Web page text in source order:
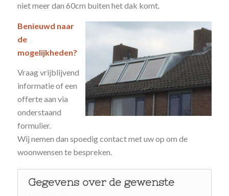
niet meer dan 60cm buiten het dak komt.
Benieuwd naar
de
mogelijkheden?
Vraag vrijblijvend
informatie of een
offerte aan via
onderstaand
formulier.
Wij nemen dan spoedig contact met uw op om de
woonwensen te bespreken.
Gegevens over de gewenste